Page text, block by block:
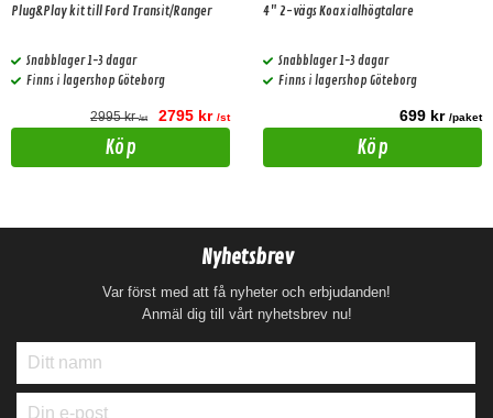
Plug&Play kit till Ford Transit/Ranger
Snabblager 1-3 dagar
Finns i lagershop Göteborg
2995 kr/st 2795 kr /st
Köp
4" 2-vägs Koaxialhögtalare
Snabblager 1-3 dagar
Finns i lagershop Göteborg
699 kr /paket
Köp
Nyhetsbrev
Var först med att få nyheter och erbjudanden!
Anmäl dig till vårt nyhetsbrev nu!